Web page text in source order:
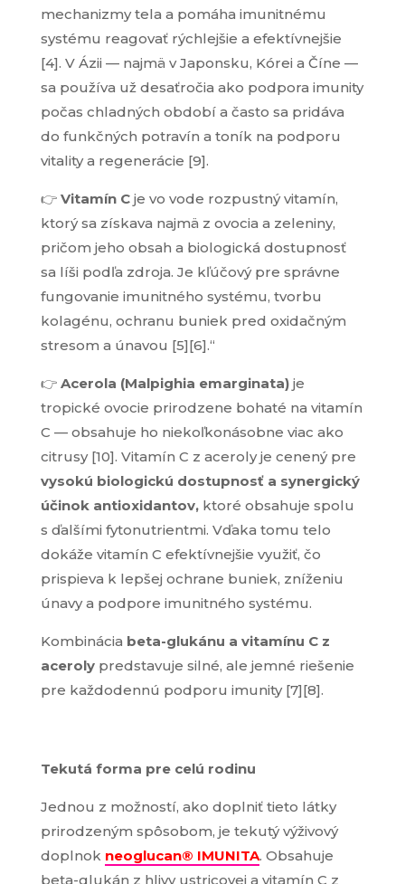
mechanizmy tela a pomáha imunitnému
systému reagovať rýchlejšie a efektívnejšie
[4]. V Ázii — najmä v Japonsku, Kórei a Číne —
sa používa už desaťročia ako podpora imunity
počas chladných období a často sa pridáva
do funkčných potravín a toník na podporu
vitality a regenerácie [9].
👉 Vitamín Cje vo vode rozpustný vitamín,
ktorý sa získava najmä z ovocia a zeleniny,
pričom jeho obsah a biologická dostupnosť
sa líši podľa zdroja. Je kľúčový pre správne
fungovanie imunitného systému, tvorbu
kolagénu, ochranu buniek pred oxidačným
stresom a únavou [5][6].“
👉 Acerola (Malpighia emarginata)je
tropické ovocie prirodzene bohaté na vitamín
C — obsahuje ho niekoľkonásobne viac ako
citrusy [10]. Vitamín C z aceroly je cenený pre
vysokú biologickú dostupnosť a synergický
účinok antioxidantov,ktoré obsahuje spolu
s ďalšími fytonutrientmi. Vďaka tomu telo
dokáže vitamín C efektívnejšie využiť, čo
prispieva k lepšej ochrane buniek, zníženiu
únavy a podpore imunitného systému.
Kombinácia beta-glukánu a vitamínu C z
acerolypredstavuje silné, ale jemné riešenie
pre každodennú podporu imunity [7][8].
Tekutá forma pre celú rodinu
Jednou z možností, ako doplniť tieto látky
prirodzeným spôsobom, je tekutý výživový
doplnok neoglucan® IMUNITA. Obsahuje
beta-glukán z hlivy ustricovej a vitamín C z